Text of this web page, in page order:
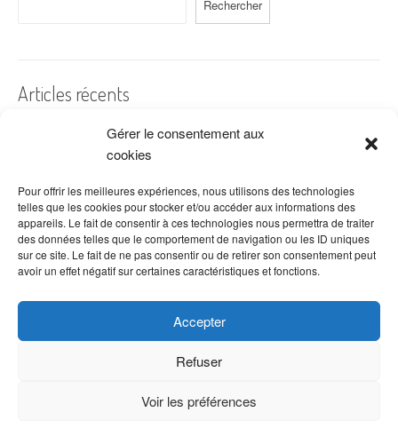
Gérer le consentement aux
cookies
Pour offrir les meilleures expériences, nous utilisons des technologies
telles que les cookies pour stocker et/ou accéder aux informations des
appareils. Le fait de consentir à ces technologies nous permettra de traiter
des données telles que le comportement de navigation ou les ID uniques
sur ce site. Le fait de ne pas consentir ou de retirer son consentement peut
avoir un effet négatif sur certaines caractéristiques et fonctions.
Accepter
Refuser
Voir les préférences
Rechercher
Articles récents
A quelles dates de l’année offre-t-on des fleurs ?
Les fleurs préférées des Français
Combien de fois arroser un cactus ?
Quelles fleurs offrir pour la fête des mères ?
Idées de décoration avec fleurs séchées